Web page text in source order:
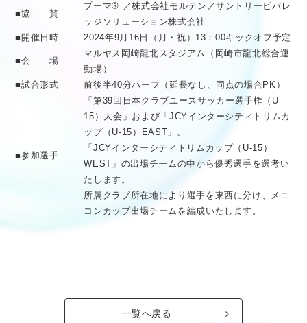
■協 賛
プーマ® ／株式会社モルテン／サントリービバレ
ッジソリューション株式会社
■開催日時
2024年9月16日（月・祝）13：00キックオフ予定
■会 場
マルヤス岡崎龍北スタジアム（岡崎市龍北総合運
動場）
■試合形式
前後半40分ハーフ（延長なし、同点の場合PK）
■参加選手
「第39回日本クラブユースサッカー選手権（U-
15）大会」および「JCYインターシティトリムカ
ップ（U-15）EAST」、
「JCYインターシティトリムカップ（U-15）
WEST」の出場チームの中から優秀選手を選考い
たします。
所属クラブ所在地により選手を東西に分け、メニ
コンカップ出場チームを編成いたします。
一覧へ戻る